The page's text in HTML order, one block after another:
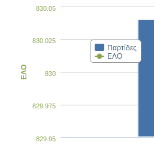
Παρτίδες
ΕΛΟ
829.95
829.975
830
830.025
830.05
ΕΛΟ